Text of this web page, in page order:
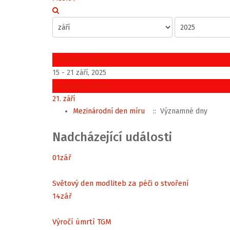
Předchozí týden
15 - 21 září, 2025
Následující týden
21. září
Mezinárodní den míru
:: Významné dny
Nadcházející události
01zář
Světový den modliteb za péči o stvoření
14zář
Výročí úmrtí TGM